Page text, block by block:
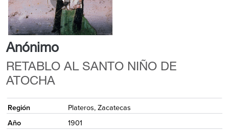
Anónimo
RETABLO AL SANTO NIÑO DE
ATOCHA
Región
Plateros, Zacatecas
Año
1901